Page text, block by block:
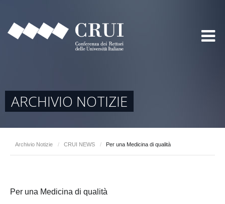
ARCHIVIO NOTIZIE
Archivio Notizie / CRUI NEWS / Per una Medicina di qualità
Per una Medicina di qualità